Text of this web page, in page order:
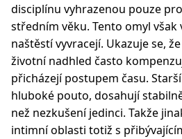
disciplínu vyhrazenou pouze
středním věku. Tento omyl však
naštěstí vyvracejí. Ukazuje se,
životní nadhled často
přicházejí postupem času.
hluboké pouto, dosahují
než nezkušení jedinci. Takže
intimní oblasti totiž s